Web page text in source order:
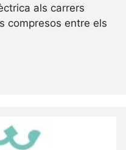
als carrers
compresos entre els